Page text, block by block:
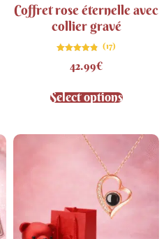
Coffret rose éternelle avec
collier gravé
4.76
sur 5
(17)
42.99€
Select options